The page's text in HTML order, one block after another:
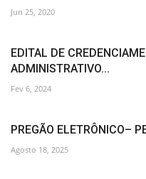
Jun 25, 2020
EDITAL DE
ADMINISTRATIVO...
Fev 6, 2024
PREGÃO ELETRÔNICO–
Agosto 18, 2025